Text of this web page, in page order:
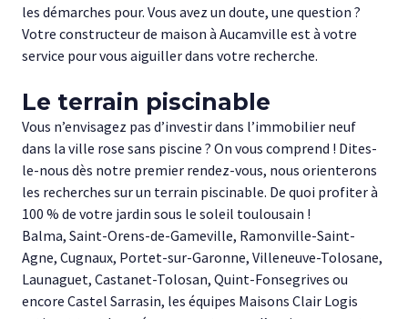
les démarches pour. Vous avez un doute, une question ?
Votre constructeur de maison à Aucamville est à votre
service pour vous aiguiller dans votre recherche.
Le terrain piscinable
Vous n’envisagez pas d’investir dans l’immobilier neuf
dans la ville rose sans piscine ? On vous comprend ! Dites-
le-nous dès notre premier rendez-vous, nous orienterons
les recherches sur un terrain piscinable. De quoi profiter à
100 % de votre jardin sous le soleil toulousain !
Balma, Saint-Orens-de-Gameville, Ramonville-Saint-
Agne, Cugnaux, Portet-sur-Garonne, Villeneuve-Tolosane,
Launaguet, Castanet-Tolosan, Quint-Fonsegrives ou
encore Castel Sarrasin, les équipes Maisons Clair Logis